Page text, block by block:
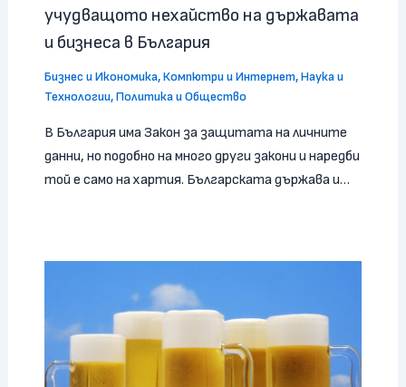
учудващото нехайство на държавата
и бизнеса в България
Бизнес и Икономика,Компютри и Интернет,Наука и
Технологии,Политика и Общество
В България има Закон за защитата на личните
данни, но подобно на много други закони и наредби
той е само на хартия. Българската държава и…